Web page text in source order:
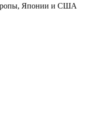
Японии и США